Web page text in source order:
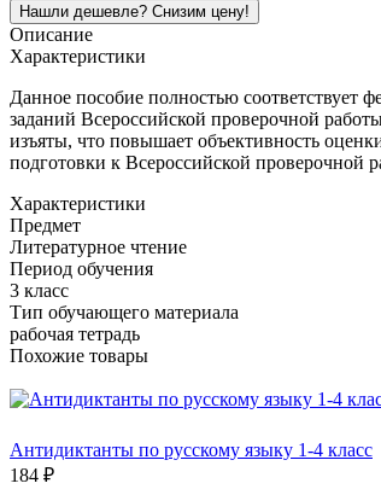
Описание
Характеристики
Данное пособие полностью соответствует
заданий Всероссийской проверочной
изъяты, что повышает объективность
подготовки к Всероссийской проверочной
Характеристики
Предмет
Литературное чтение
Период обучения
3 класс
Тип обучающего материала
рабочая тетрадь
Похожие товары
Антидиктанты по русскому языку 1-4 класс
184 ₽